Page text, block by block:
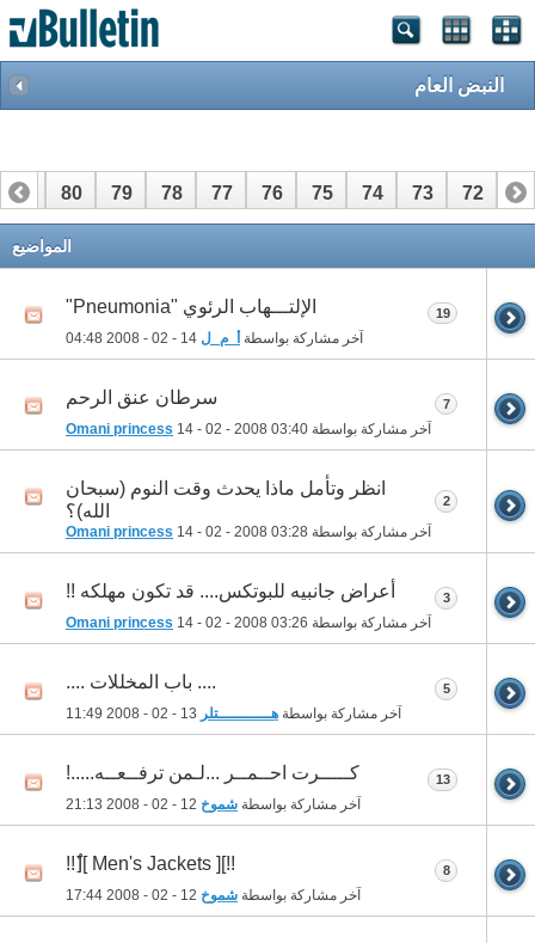
النبض العام
71
72
73
74
75
76
77
78
79
80
81
100
101
المواضيع
الإلتـــهاب الرئوي "Pneumonia"
آخر مشاركة بواسطة أ_م_ل 04:48
19
سرطان عنق الرحم
آخر مشاركة بواسطة Omani princess 14 - 02 - 2008 03:40
7
انظر وتأمل ماذا يحدث وقت النوم (سبحان
الله)؟
آخر مشاركة بواسطة Omani princess 14 - 02 - 2008 03:28
2
أعراض جانبيه للبوتكس.... قد تكون مهلكه !!
آخر مشاركة بواسطة Omani princess 14 - 02 - 2008 03:26
3
.... باب المخللات ....
آخر مشاركة بواسطة هـــــــــــتلر 11:49
5
كـــــرت احــمــر ...لـمن ترفــعــه.....!
آخر مشاركة بواسطة شموخ 21:13
13
!!][ Men's Jackets ][ٌ!!
آخر مشاركة بواسطة شموخ 17:44
8